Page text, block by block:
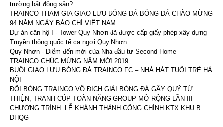
trường bất động sản?
TRAINCO THAM GIA GIAO LƯU BÓNG ĐÁ BÓNG ĐÁ CHÀO MỪNG
94 NĂM NGÀY BÁO CHÍ VIỆT NAM
Dự án căn hộ I - Tower Quy Nhơn đã được cấp giấy phép xây dựng
Truyền thông quốc tế ca ngợi Quy Nhơn
Quy Nhơn - Điểm đến mới của Nhà đầu tư Second Home
TRAINCO CHÚC MỪNG NĂM MỚI 2019
BUỔI GIAO LƯU BÓNG ĐÁ TRAINCO FC – NHÀ HÁT TUỔI TRẺ HÀ
NỘI
ĐỘI BÓNG TRAINCO VÔ ĐỊCH GIẢI BÓNG ĐÁ GÂY QUỸ TỪ
THIỆN, TRANH CÚP TOÀN NĂNG GROUP MỞ RỘNG LẦN III
CHƯƠNG TRÌNH: LỄ KHÁNH THÀNH CỔNG CHÍNH KTX KHU B
ĐHQG